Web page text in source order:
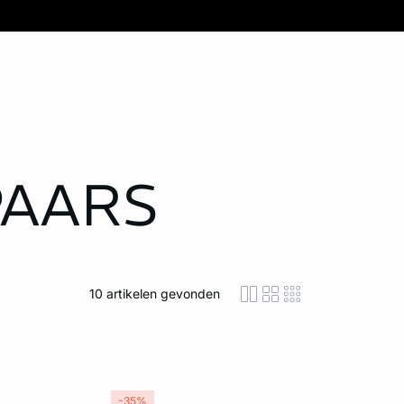
10 artikelen gevonden icon-layout-
icon-layout-
icon-layout-
-35%